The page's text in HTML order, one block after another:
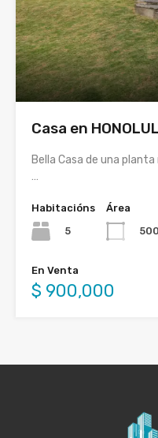
Casa en
Bella Casa de una
…
Habitacións
5
Área
500
En Venta
$ 900,000